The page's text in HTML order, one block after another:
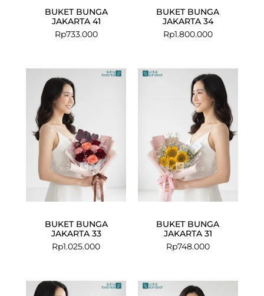
BUKET BUNGA
JAKARTA 41
Rp733.000
BUKET BUNGA
JAKARTA 34
Rp1.800.000
BUKET BUNGA
JAKARTA 33
Rp1.025.000
BUKET BUNGA
JAKARTA 31
Rp748.000